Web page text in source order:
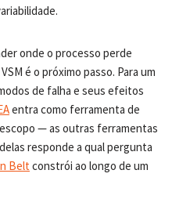
onde o processo perde
é o próximo passo. Para um
de falha e seus efeitos
entra como ferramenta de
— as outras ferramentas
responde a qual pergunta
Belt constrói ao longo de um